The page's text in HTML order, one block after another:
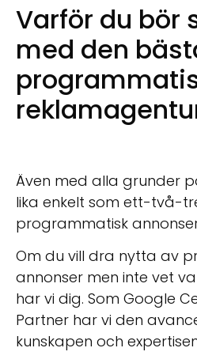
Varför du bör
med den
Även med alla grunder
lika enkelt som ett-två-
programmatisk
Om du vill dra nytta av
annonser men inte vet
har vi dig. Som Google
Partner har vi den
kunskapen och